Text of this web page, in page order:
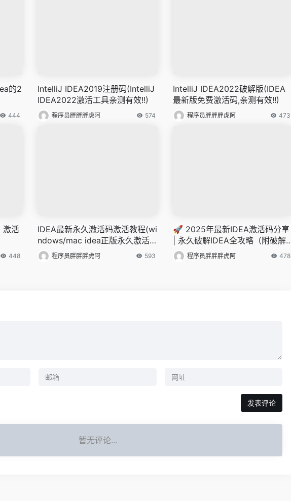
的2
444
IntelliJ IDEA2019注册码(IntelliJ
IDEA2022激活工具亲测有效!!)
程序员胖胖胖虎阿 574
IntelliJ IDEA2022破解版(IDEA
最新版免费激活码,亲测有效!!)
程序员胖胖胖虎阿 473
激活
448
IDEA最新永久激活码激活教程(wi
ndows/mac idea正版永久激活
码激活至2099年)
程序员胖胖胖虎阿 593
🚀 2025年最新IDEA激活码分享
| 永久破解IDEA全攻略（附破解
教程+注册码）
程序员胖胖胖虎阿 478
暂无评论...